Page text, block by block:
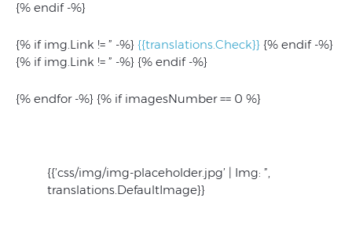
{% endif -%}
{% if img.Link != ” -%} {{translations.Check}} {% endif -%}
{% if img.Link != ” -%} {% endif -%}
{% endfor -%} {% if imagesNumber == 0 %}
{{’css/img/img-placeholder.jpg’ | Img: ”,
translations.DefaultImage}}